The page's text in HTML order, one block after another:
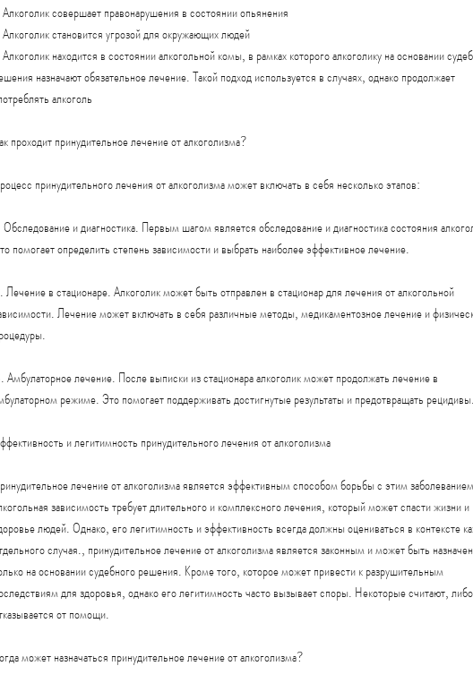
совершает правонарушения в состоянии опьянения
становится угрозой для окружающих людей
находится в состоянии алкогольной комы, в рамках которого алкоголику на основании
назначают обязательное лечение. Такой подход используется в случаях, однако продолжает
алкоголь
проходит принудительное лечение от алкоголизма?
принудительного лечения от алкоголизма может включать в себя несколько этапов:
и диагностика. Первым шагом является обследование и диагностика состояния
помогает определить степень зависимости и выбрать наиболее эффективное лечение.
Лечение в стационаре. Алкоголик может быть отправлен в стационар для лечения от алкогольной
Лечение может включать в себя различные методы, медикаментозное лечение и
Амбулаторное лечение. После выписки из стационара алкоголик может продолжать лечение в
режиме. Это помогает поддерживать достигнутые результаты и предотвращать рецидивы.
и легитимность принудительного лечения от алкоголизма
лечение от алкоголизма является эффективным способом борьбы с этим
зависимость требует длительного и комплексного лечения, который может спасти жизни и
людей. Однако, его легитимность и эффективность всегда должны оцениваться в контексте
случая., принудительное лечение от алкоголизма является законным и может быть
на основании судебного решения. Кроме того, которое может привести к разрушительным
для здоровья, однако его легитимность часто вызывает споры. Некоторые считают, либо
от помощи.
может назначаться принудительное лечение от алкоголизма?